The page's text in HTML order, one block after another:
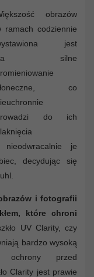
obrazów
ramach codziennie
jest
silne
co
do ich
je
decydując się
i fotografii
które chroni
UV Clarity, czy
bardzo wysoką
ochrony przed
Clarity jest prawie